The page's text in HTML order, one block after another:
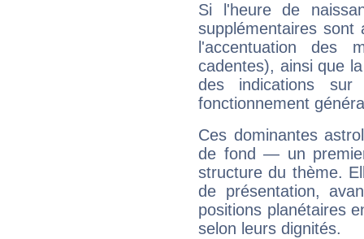
Si l'heure de
supplémentaires sont
l'accentuation des
cadentes), ainsi que
des indications sur
fonctionnement
Ces dominantes
de fond — un
structure du thème.
de présentation,
positions planétaires
selon leurs dignités.